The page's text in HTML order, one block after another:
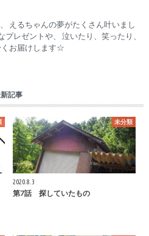
えるちゃんの夢がたくさん叶いまし
プレゼントや、 泣いたり、笑ったり、
くお届けします☆
記事
未分類
2020.8.3
第7話 探していたもの